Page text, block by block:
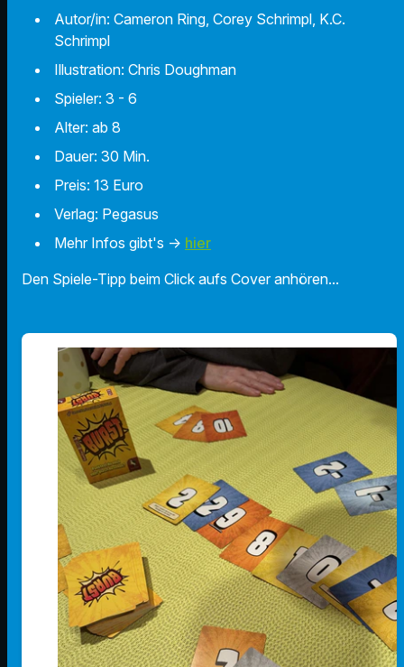
Autor/in: Cameron Ring, Corey Schrimpl, K.C.
Schrimpl
Illustration: Chris Doughman
Spieler: 3 - 6
Alter: ab 8
Dauer: 30 Min.
Preis: 13 Euro
Verlag: Pegasus
Mehr Infos gibt's -> hier
Den Spiele-Tipp beim Click aufs Cover anhören...